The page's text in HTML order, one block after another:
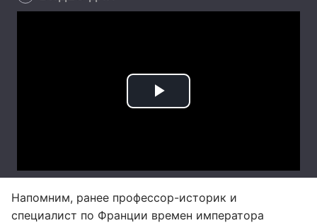
Напомним, ранее профессор-историк и
специалист по Франции времен императора